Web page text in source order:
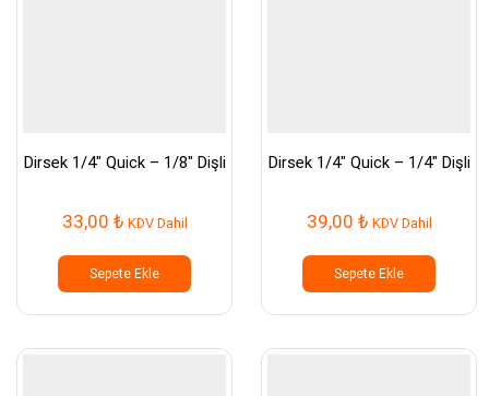
Dirsek 1/4″ Quick – 1/8″ Dişli
33,00 ₺ KDV Dahil
Sepete Ekle
Dirsek 1/4″ Quick – 1/4″ Dişli
39,00 ₺ KDV Dahil
Sepete Ekle